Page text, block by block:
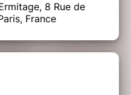
8 Rue de
France